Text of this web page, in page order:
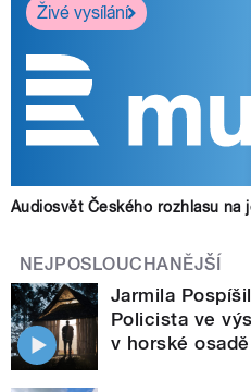
Živé vysílání
Audiosvět Českého rozhlasu na
NEJPOSLOUCHANĚJŠÍ
Jarmila
Policista ve
v horské osadě